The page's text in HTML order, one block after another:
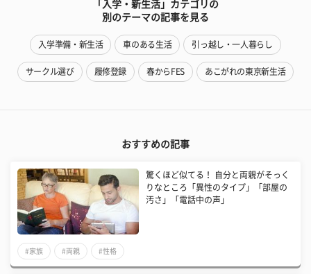
「入学・新生活」カテゴリの
別のテーマの記事を見る
入学準備・新生活 車のある生活 引っ越し・一人暮らし
サークル選び 履修登録 春からFES あこがれの東京新生活
おすすめの記事
驚くほど似てる！ 自分と両親がそっく
りなところ「異性のタイプ」「部屋の
汚さ」「電話中の声」
#家族 #両親 #性格